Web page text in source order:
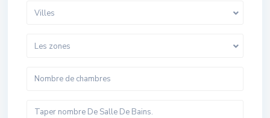
Villes
Les zones